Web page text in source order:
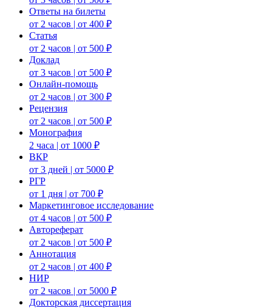
Ответы на билеты
от 2 часов | от 400 ₽
Статья
от 2 часов | от 500 ₽
Доклад
от 3 часов | от 500 ₽
Онлайн-помощь
от 2 часов | от 300 ₽
Рецензия
от 2 часов | от 500 ₽
Монография
2 часа | от 1000 ₽
ВКР
от 3 дней | от 5000 ₽
РГР
от 1 дня | от 700 ₽
Маркетинговое исследование
от 4 часов | от 500 ₽
Автореферат
от 2 часов | от 500 ₽
Аннотация
от 2 часов | от 400 ₽
НИР
от 2 часов | от 5000 ₽
Докторская диссертация